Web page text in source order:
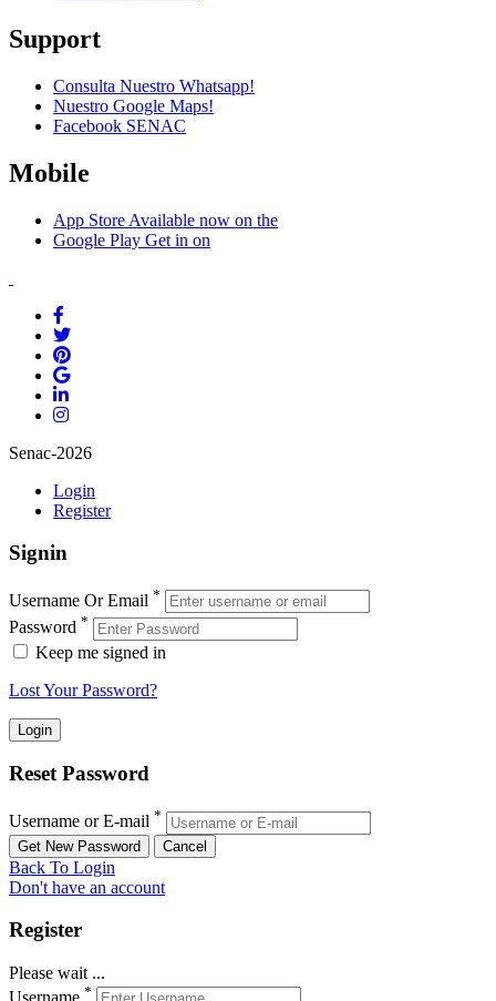
Support
Consulta Nuestro Whatsapp!
Nuestro Google Maps!
Facebook SENAC
Mobile
App Store Available now on the
Google Play Get in on
Senac-2026
Login
Register
Signin
Username Or Email *
Password *
Keep me signed in
Lost Your Password?
Reset Password
Username or E-mail *
Back To Login
Don't have an account
Register
Please wait ...
*